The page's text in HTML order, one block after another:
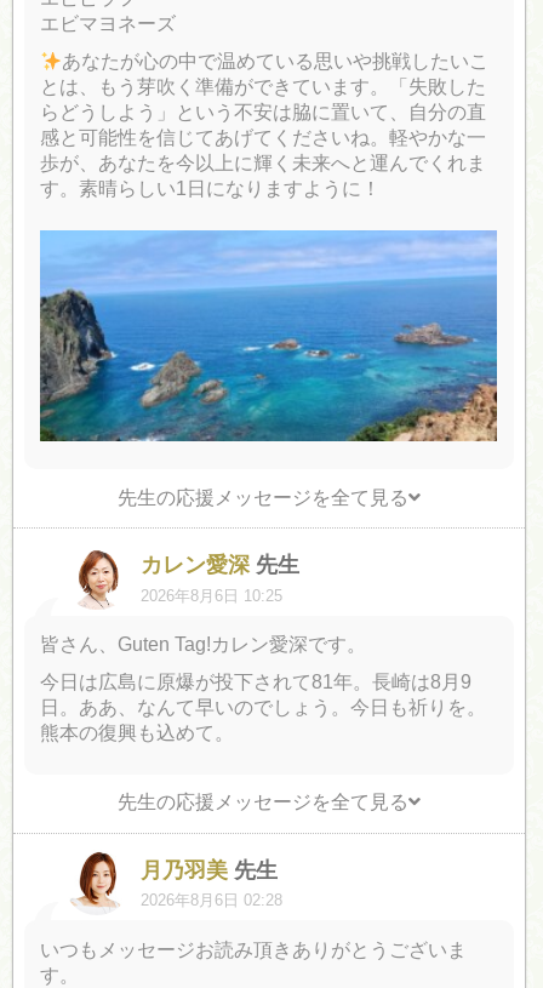
エビマヨネーズ
あなたが心の中で温めている思いや挑戦したいこ
とは、もう芽吹く準備ができています。「失敗した
らどうしよう」という不安は脇に置いて、自分の直
感と可能性を信じてあげてくださいね。軽やかな一
歩が、あなたを今以上に輝く未来へと運んでくれま
す。素晴らしい1日になりますように！
先生の応援メッセージを全て見る
カレン愛深 先生
2026年8月6日 10:25
皆さん、Guten Tag!カレン愛深です。
今日は広島に原爆が投下されて81年。長崎は8月9
日。ああ、なんて早いのでしょう。今日も祈りを。
熊本の復興も込めて。
先生の応援メッセージを全て見る
月乃羽美 先生
2026年8月6日 02:28
いつもメッセージお読み頂きありがとうございま
す。